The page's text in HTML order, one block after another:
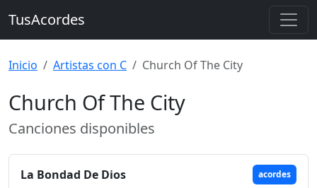
TusAcordes
Inicio Artistas con C Church Of The City
Church Of The City
Canciones disponibles
La Bondad De Dios acordes